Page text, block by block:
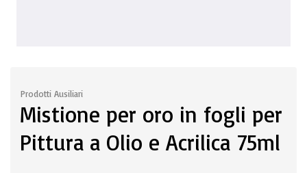
Prodotti Ausiliari
Mistione per oro in fogli per
Pittura a Olio e Acrilica 75ml